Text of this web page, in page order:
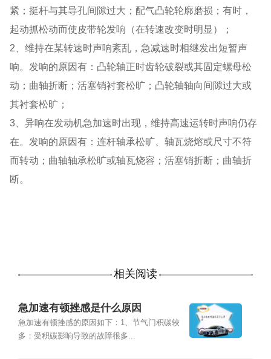
紧；挺杆与其导孔间隙过大；配气凸轮轮廓磨损；有时，
起动抓松动而使皮带轮发响（在转速改变时明显）；
2、维持在某转速时声响紊乱，急减速时相继发出短暂声
响。发响的原因有：凸轮轴正时齿轮破裂或其固定螺母松
动；曲轴折断；活塞销衬套松旷；凸轮轴轴向间隙过大或
其衬套松旷；
3、异响在发动机急加速时出现，维持高速运转时声响仍存
在。发响的原因有：连杆轴承松旷、轴瓦烧熔或尺寸不符
而转动；曲轴轴承松旷或轴瓦烧容；活塞销折断；曲轴折
断。
相关阅读
急加速有顿挫感是什么原因
急加速有顿挫感的原因如下：1、节气门积碳较
多：受积碳影响导致的故障很多...